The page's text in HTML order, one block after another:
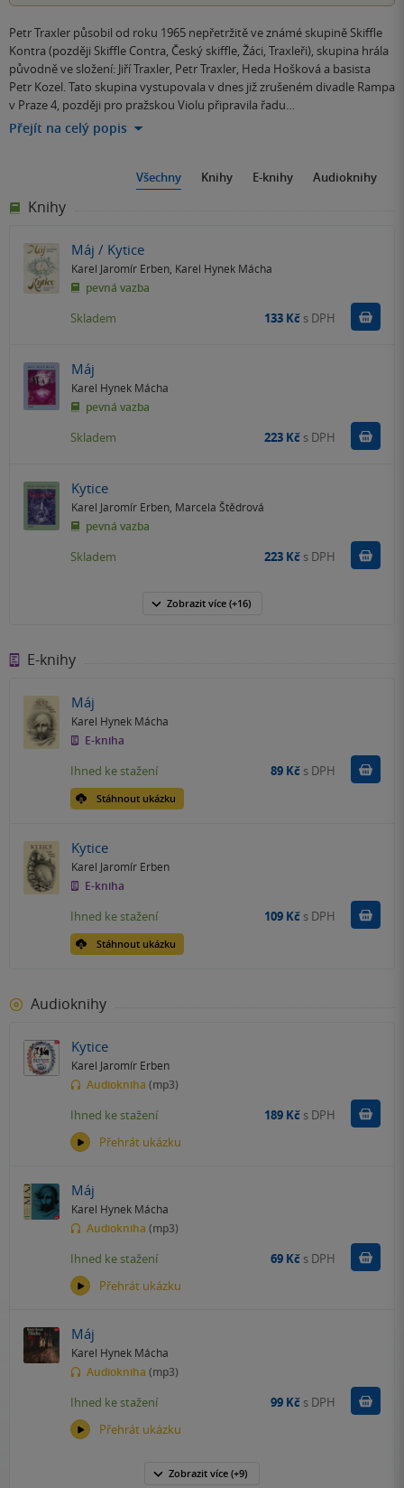
Petr Traxler působil od roku 1965 nepřetržitě ve známé skupině Skiffle
Kontra (později Skiffle Contra, Český skiffle, Žáci, Traxleři), skupina hrála
původně ve složení: Jiří Traxler, Petr Traxler, Heda Hošková a basista
Petr Kozel. Tato skupina vystupovala v dnes již zrušeném divadle Rampa
v Praze 4, později pro pražskou Violu připravila řadu…
Přejít na celý popis
Všechny Knihy E-knihy Audioknihy
Knihy
Máj / Kytice
Karel Jaromír Erben, Karel Hynek Mácha
pevná vazba
Skladem 133 Kč s DPH
Máj
Karel Hynek Mácha
pevná vazba
Skladem 223 Kč s DPH
Kytice
Karel Jaromír Erben, Marcela Štědrová
pevná vazba
Skladem 223 Kč s DPH
Zobrazit více(+16)
E-knihy
Máj
Karel Hynek Mácha
E-kniha
Stáhnout ukázku
Ihned ke stažení 89 Kč s DPH Koupit
Kytice
Karel Jaromír Erben
E-kniha
Stáhnout ukázku
Ihned ke stažení 109 Kč s DPH Koupit
Audioknihy
Kytice
Karel Jaromír Erben
Audiokniha (mp3)
Přehrát ukázku
Ihned ke stažení 189 Kč s DPH Koupit
Máj
Karel Hynek Mácha
Audiokniha (mp3)
Přehrát ukázku
Ihned ke stažení 69 Kč s DPH Koupit
Máj
Karel Hynek Mácha
Audiokniha (mp3)
Přehrát ukázku
Ihned ke stažení 99 Kč s DPH Koupit
Zobrazit více (+9)